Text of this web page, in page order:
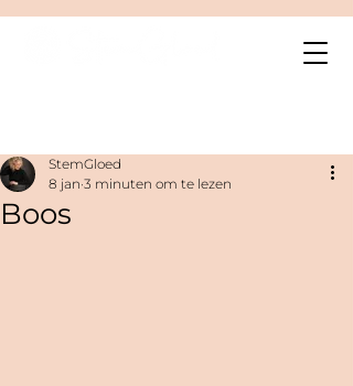
Boos
StemGloed
8 jan 3 minuten om te lezen